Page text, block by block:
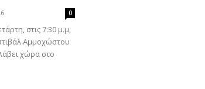
0
στις 7:30 μ.μ,
Αμμοχώστου
χώρα στο